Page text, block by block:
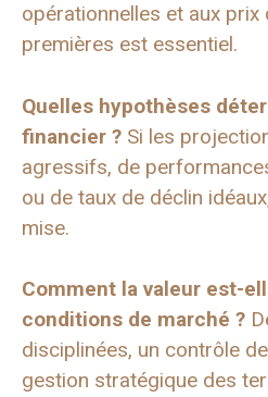
opérationnelles et aux prix
premières est essentiel.
Quelles hypothèses
financier ? Si les
agressifs, de
ou de taux de déclin
mise.
Comment la valeur est-
conditions de marché ?
disciplinées, un contrôle
gestion stratégique des